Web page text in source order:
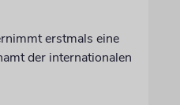
erstmals eine
der internationalen